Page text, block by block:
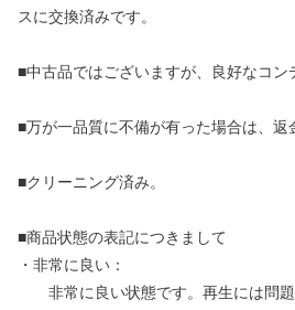
スに交換済みです。
■中古品ではございますが、良好なコン
■万が一品質に不備が有った場合は、返
■クリーニング済み。
■商品状態の表記につきまして
・非常に良い：
非常に良い状態です。再生には問題